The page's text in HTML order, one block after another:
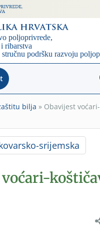
bilja » Obavijest
srijemska